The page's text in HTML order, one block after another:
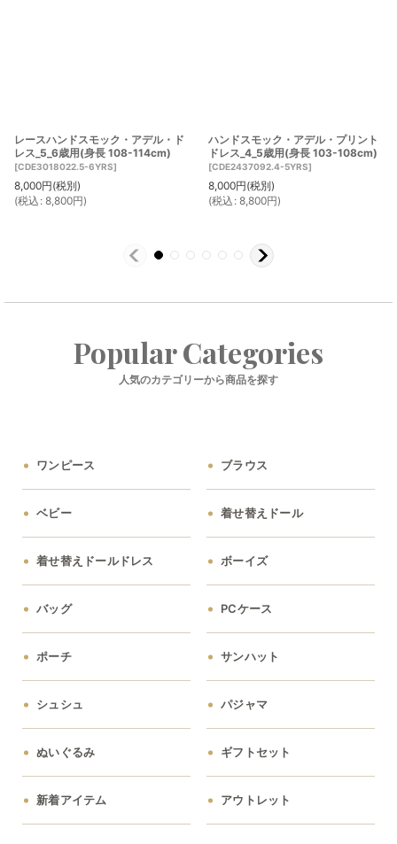
レースハンドスモック・アデル・ド
レス_5_6歳用(身長 108-114cm)
[CDE3018022.5-6YRS]
8,000円(税別)
(税込 : 8,800円)
ハンドスモック・アデル・プリント
ドレス_4_5歳用(身長 103-108cm)
[CDE2437092.4-5YRS]
8,000円(税別)
(税込 : 8,800円)
Popular Categories
人気のカテゴリーから商品を探す
ワンピース ブラウス
ベビー 着せ替えドール
着せ替えドールドレス ボーイズ
バッグ PCケース
ポーチ サンハット
シュシュ パジャマ
ぬいぐるみ ギフトセット
新着アイテム アウトレット